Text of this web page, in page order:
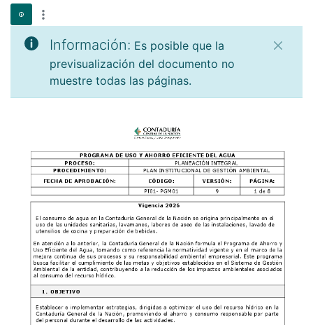
Información: Es posible que la
previsualización del documento no
muestre todas las páginas.